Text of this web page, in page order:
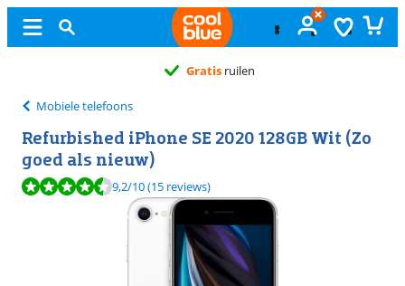
Gratis ruilen
Mobiele telefoons
Refurbished iPhone SE 2020 128GB Wit (Zo
goed als nieuw)
Beoordeling is 9,2 van de 10, gebaseerd op 15 reviews.
9,2/10(15 reviews)